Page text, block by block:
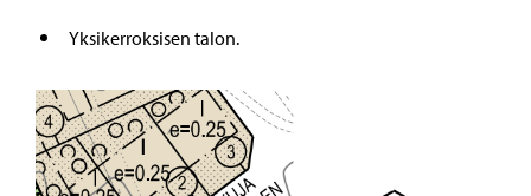
Yksikerroksisen talon.